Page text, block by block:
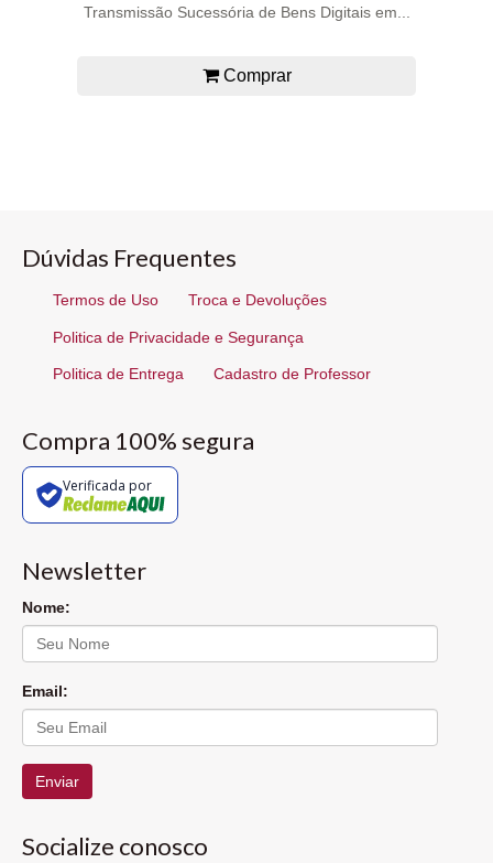
Transmissão Sucessória de Bens Digitais em...
Comprar
Dúvidas Frequentes
Termos de Uso Troca e Devoluções
Politica de Privacidade e Segurança
Politica de Entrega Cadastro de Professor
Compra 100% segura
Verificada por
Newsletter
Nome:
Email:
Enviar
Socialize conosco